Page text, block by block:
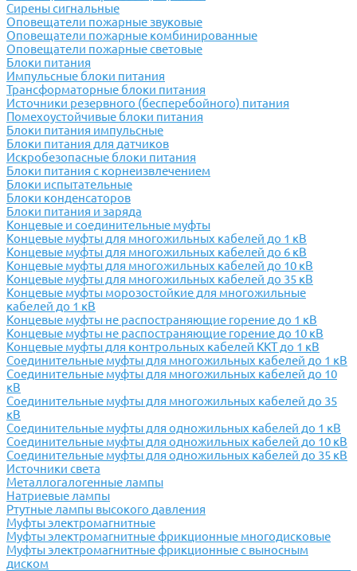
Сирены сигнальные
Оповещатели пожарные звуковые
Оповещатели пожарные комбинированные
Оповещатели пожарные световые
Блоки питания
Импульсные блоки питания
Трансформаторные блоки питания
Источники резервного (бесперебойного) питания
Помехоустойчивые блоки питания
Блоки питания импульсные
Блоки питания для датчиков
Искробезопасные блоки питания
Блоки питания с корнеизвлечением
Блоки испытательные
Блоки конденсаторов
Блоки питания и заряда
Концевые и соединительные муфты
Концевые муфты для многожильных кабелей до 1 кВ
Концевые муфты для многожильных кабелей до 6 кВ
Концевые муфты для многожильных кабелей до 10 кВ
Концевые муфты для многожильных кабелей до 35 кВ
Концевые муфты морозостойкие для многожильные
кабелей до 1 кВ
Концевые муфты не распостраняющие горение до 1 кВ
Концевые муфты не распостраняющие горение до 10 кВ
Концевые муфты для контрольных кабелей ККТ до 1 кВ
Соединительные муфты для многожильных кабелей до 1 кВ
Соединительные муфты для многожильных кабелей до 10
кВ
Соединительные муфты для многожильных кабелей до 35
кВ
Соединительные муфты для одножильных кабелей до 1 кВ
Соединительные муфты для одножильных кабелей до 10 кВ
Соединительные муфты для одножильных кабелей до 35 кВ
Источники света
Металлогалогенные лампы
Натриевые лампы
Ртутные лампы высокого давления
Муфты электромагнитные
Муфты электромагнитные фрикционные многодисковые
Муфты электромагнитные фрикционные с выносным
диском